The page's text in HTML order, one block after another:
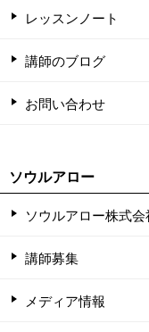
レッスンノート
講師のブログ
お問い合わせ
ソウルアロー
ソウルアロー株式会
講師募集
メディア情報